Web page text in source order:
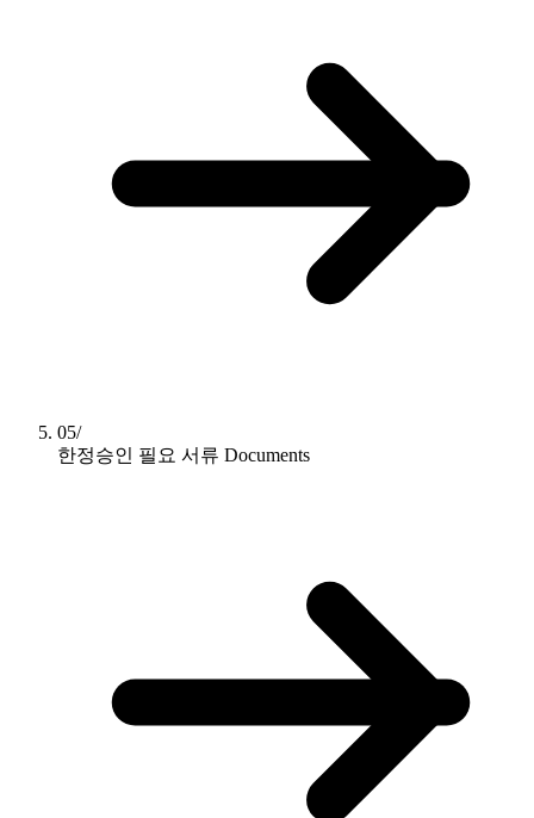
05/
한정승인 필요 서류 Documents